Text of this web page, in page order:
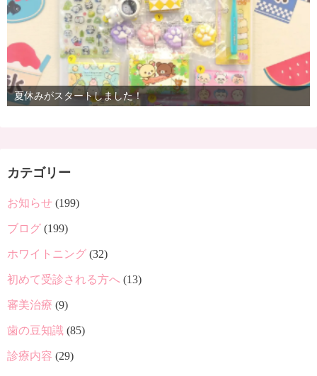
夏休みがスタートしました！
カテゴリー
お知らせ (199)
ブログ (199)
ホワイトニング (32)
初めて受診される方へ (13)
審美治療 (9)
歯の豆知識 (85)
診療内容 (29)